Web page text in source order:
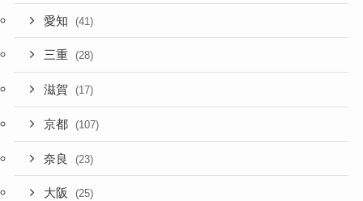
愛知 (41)
三重 (28)
滋賀 (17)
京都 (107)
奈良 (23)
大阪 (25)